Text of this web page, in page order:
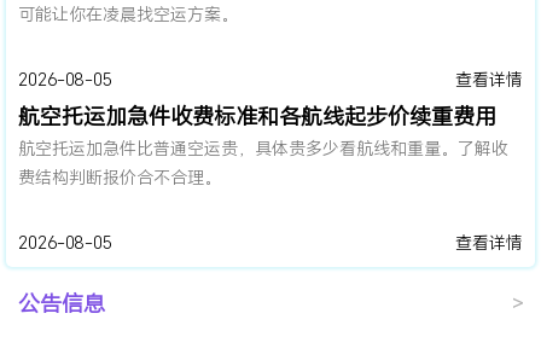
可能让你在凌晨找空运方案。
2026-08-05 查看详情
航空托运加急件收费标准和各航线起步价续重费用
航空托运加急件比普通空运贵，具体贵多少看航线和重量。了解收
费结构判断报价合不合理。
2026-08-05 查看详情
公告信息 >